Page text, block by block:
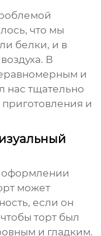
что мы
белки, и в
В
и
нас тщательно
и
оформлении
может
если он
торт был
и гладким.